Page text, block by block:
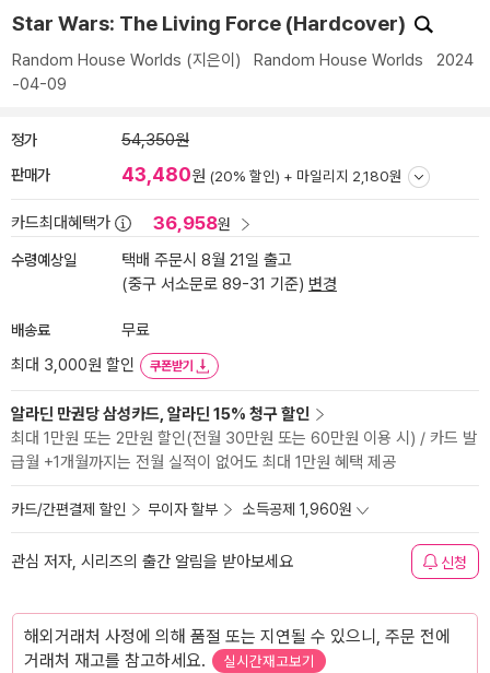
Star Wars: The Living Force (Hardcover)
Random House Worlds (지은이) Random House Worlds 2024
-04-09
정가 54,350원
판매가 43,480원 (20% 할인) + 마일리지 2,180원
카드최대혜택가 36,958원
수령예상일
택배 주문시 8월 21일 출고
(중구 서소문로 89-31 기준) 변경
배송료
무료
최대 3,000원 할인
쿠폰받기
알라딘 만권당 삼성카드, 알라딘 15% 청구 할인
최대 1만원 또는 2만원 할인(전월 30만원 또는 60만원 이용 시) / 카드 발
급월 +1개월까지는 전월 실적이 없어도 최대 1만원 혜택 제공
카드/간편결제 할인 무이자 할부 소득공제 1,960원
관심 저자, 시리즈의 출간 알림을 받아보세요 신청
해외거래처 사정에 의해 품절 또는 지연될 수 있으니, 주문 전에
거래처 재고를 참고하세요.
실시간재고보기